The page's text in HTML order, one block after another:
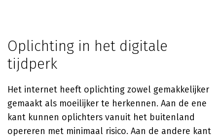
Oplichting in het digitale
tijdperk
Het internet heeft oplichting zowel gemakkelijker
gemaakt als moeilijker te herkennen. Aan de ene
kant kunnen oplichters vanuit het buitenland
opereren met minimaal risico. Aan de andere kant